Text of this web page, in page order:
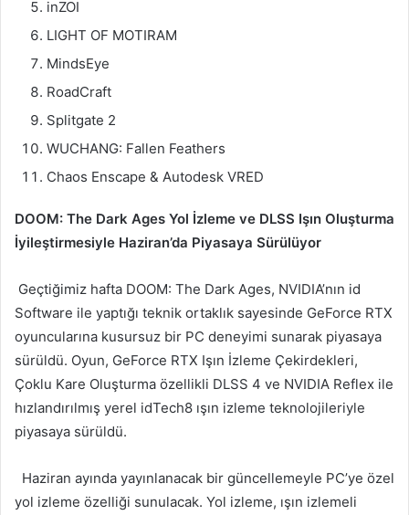
inZOI
LIGHT OF MOTIRAM
MindsEye
RoadCraft
Splitgate 2
WUCHANG: Fallen Feathers
Chaos Enscape & Autodesk VRED
DOOM: The Dark Ages Yol İzleme ve DLSS Işın Oluşturma
İyileştirmesiyle Haziran’da Piyasaya Sürülüyor
Geçtiğimiz hafta DOOM: The Dark Ages, NVIDIA’nın id
Software ile yaptığı teknik ortaklık sayesinde GeForce RTX
oyuncularına kusursuz bir PC deneyimi sunarak piyasaya
sürüldü. Oyun, GeForce RTX Işın İzleme Çekirdekleri,
Çoklu Kare Oluşturma özellikli DLSS 4 ve NVIDIA Reflex ile
hızlandırılmış yerel idTech8 ışın izleme teknolojileriyle
piyasaya sürüldü.
Haziran ayında yayınlanacak bir güncellemeyle PC’ye özel
yol izleme özelliği sunulacak. Yol izleme, ışın izlemeli